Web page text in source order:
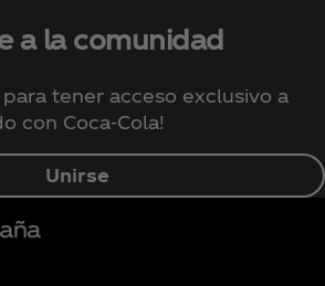
a la comunidad
para tener acceso exclusivo a
con Coca‑Cola!
Unirse